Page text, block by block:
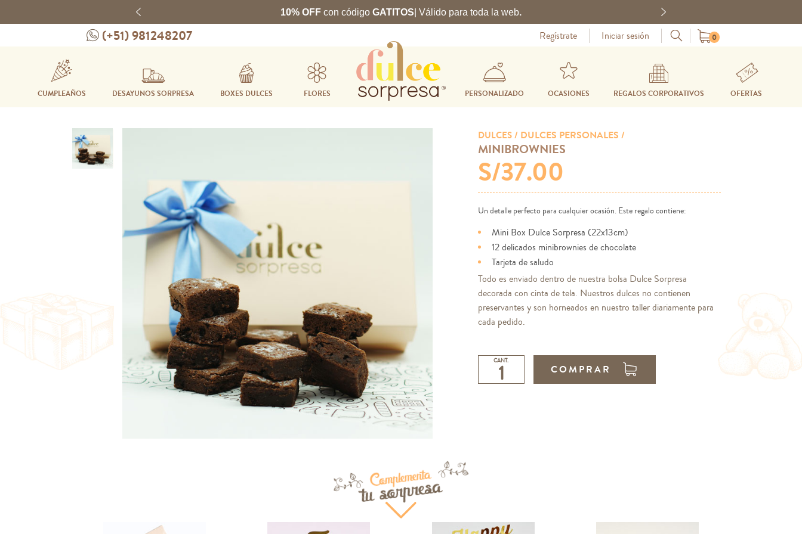
10% OFF con código GATITOS| Válido para toda la web.
Previous Next
(+51) 981248207 Regístrate Iniciar sesión 0
CUMPLEAÑOS DESAYUNOS SORPRESA BOXES DULCES FLORES PERSONALIZADO OCASIONES REGALOS CORPORATIVOS OFERTAS
DULCES/ DULCES PERSONALES /
MINIBROWNIES
S/37.00
Un detalle perfecto para cualquier ocasión. Este regalo contiene:
Mini Box Dulce Sorpresa (22x13cm)
12 delicados minibrownies de chocolate
Tarjeta de saludo
Todo es enviado dentro de nuestra bolsa Dulce Sorpresa
decorada con cinta de tela. Nuestros dulces no contienen
preservantes y son horneados en nuestro taller diariamente para
cada pedido.
CANT.
COMPRAR
Complementa
tu sorpresa